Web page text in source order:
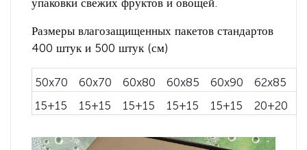
упаковки свежих фруктов и овощей.
Размеры влагозащищенных пакетов стандартов
400 штук и 500 штук (см)
50x70 60x70 60x80 60x85 60x90
62x85
15+15
15+15 15+15 15+15 15+15 20+20